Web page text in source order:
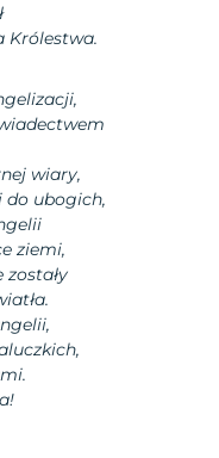
Królestwa.
wiary,
do ubogich,
ziemi,
zostały